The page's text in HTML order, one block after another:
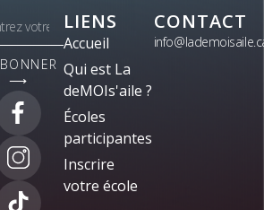
⟶
LIENS
Accueil
Qui est La
deMOIs'aile ?
Écoles
participantes
Inscrire
votre école
CONTACT